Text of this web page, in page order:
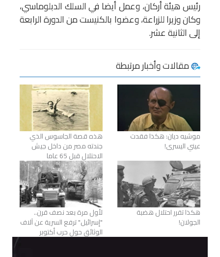
رئيس هيئة أركان، وعمل أيضا في السلك الدبلوماسي،
وكان وزيرا للزراعة، وعضوا بالكنيست من الدورة الرابعة
إلى الثانية عشر.
مقالات وأخبار مرتبطة
موشيه ديان: هكذا فقدت
عيني اليسرى!
هذه قصة الجاسوس الذي
جندته مصر من داخل جيش
الاحتلال قبل 65 عاما
هكذا تقرر احتلال هضبة
الجولان!
لأول مرة بعد نصف قرن..
"إسرائيل" ترفع السرية عن آلاف
الوثائق حول حرب أكتوبر